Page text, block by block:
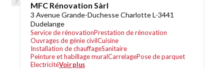
MFC Rénovation Sàrl
3 Avenue Grande-Duchesse Charlotte L-3441
Dudelange
Service de rénovationPrestation de rénovation
Ouvrages de génie civilCuisine
Installation de chauffageSanitaire
Peinture et habillage muralCarrelagePose de parquet
ElectricitéVoir plus